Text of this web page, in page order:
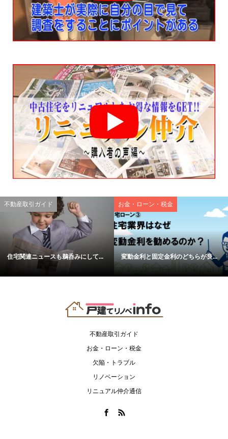
不動産取引ガイド
住宅関連ニュースも鵜呑みにして...
お金・ローン・税金
変動金利と固定金利のどちらが良...
不動産取引ガイド
お金・ローン・税金
欠陥・トラブル
リノベーション
リニュアル仲介通信